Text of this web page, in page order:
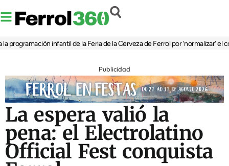
infantil de la Feria de la Cerveza de Ferrol por ‘normalizar’ el
Publicidad
La espera valió la
pena: el Electrolatino
Official Fest conquista